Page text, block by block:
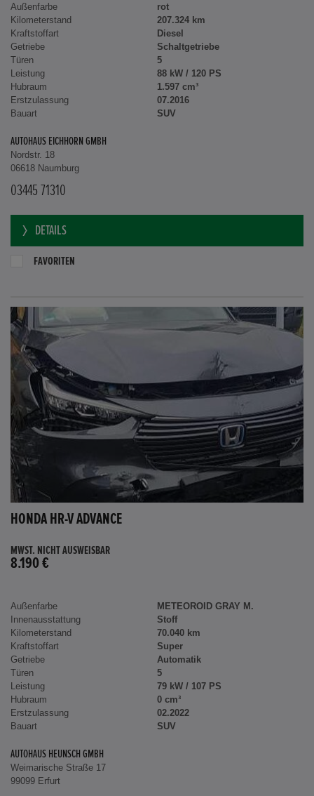
Außenfarbe
rot
Kilometerstand
207.324 km
Kraftstoffart
Diesel
Getriebe
Schaltgetriebe
Türen
5
Leistung
88 kW / 120 PS
Hubraum
1.597 cm³
Erstzulassung
07.2016
Bauart
SUV
AUTOHAUS EICHHORN GMBH
Nordstr. 18
06618 Naumburg
03445 71310
DETAILS
FAVORITEN
HONDA HR-V ADVANCE
MWST. NICHT AUSWEISBAR
8.190 €
Außenfarbe
METEOROID GRAY M.
Innenausstattung
Stoff
Kilometerstand
70.040 km
Kraftstoffart
Super
Getriebe
Automatik
Türen
5
Leistung
79 kW / 107 PS
Hubraum
0 cm³
Erstzulassung
02.2022
Bauart
SUV
AUTOHAUS HEUNSCH GMBH
Weimarische Straße 17
99099 Erfurt